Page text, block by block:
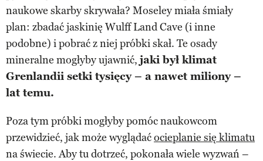
naukowe skarby skrywała? Moseley miała śmiały
plan: zbadać jaskinię Wulff Land Cave (i inne
podobne) i pobrać z niej próbki skał. Te osady
mineralne mogłyby ujawnić, jaki był klimat
Grenlandii setki tysięcy – a nawet miliony –
lat temu.
Poza tym próbki mogłyby pomóc naukowcom
przewidzieć, jak może wyglądaćocieplanie się klimatu
na świecie. Aby tu dotrzeć, pokonała wiele wyzwań –